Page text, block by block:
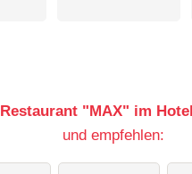
Restaurant "MAX" im
und empfehlen: